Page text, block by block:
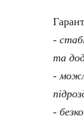
-
та
-
-